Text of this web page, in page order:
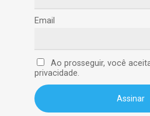
Email
Ao prosseguir, você
privacidade.